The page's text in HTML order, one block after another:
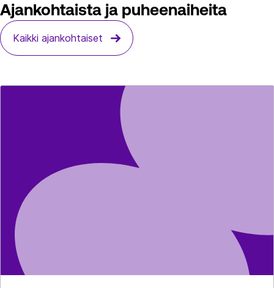
Ajankohtaista ja puheenaiheita
Kaikki ajankohtaiset